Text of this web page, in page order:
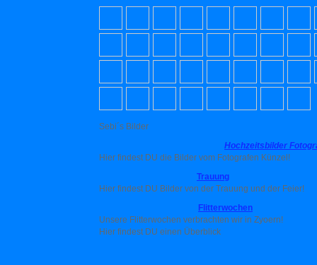
Sebi´s Bilder
Hochzeitsbilder
Hier findest DU die Bilder vom Fotografen Künzel!
Trauung
Hier findest DU Bilder von der Trauung und der Feier!
Flitterwochen
Unsere Flitterwochen verbrachten wir in Zyoern!
Hier findest DU einen Überblick